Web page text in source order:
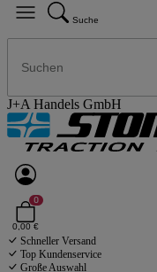
Suche
J+A Handels GmbH
0
0,00 €
Schneller Versand
Top Kundenservice
Große Auswahl